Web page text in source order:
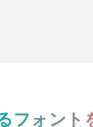
フォント